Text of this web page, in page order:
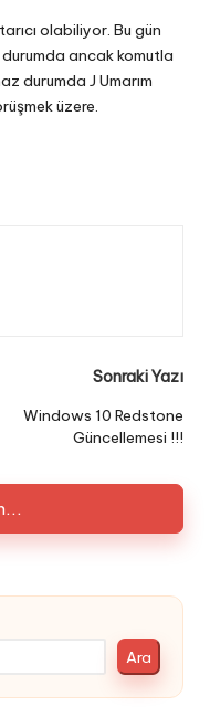
olabiliyor. Bu gün
ancak komutla
durumda J Umarım
üzere.
Sonraki Yazı
Windows 10 Redstone
Güncellemesi !!!
Ara